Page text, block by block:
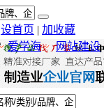
设首页 | 加收藏
爱学海 网站建设